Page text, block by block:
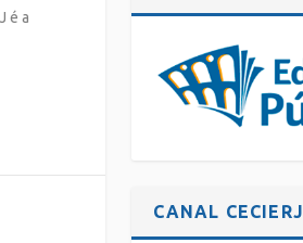
é a
CANAL CECIERJ